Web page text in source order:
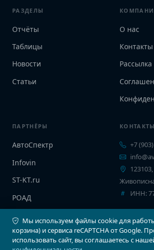
РАЗДЕЛЫ
Отчёты
Таблицы
Новости
Статьи
О нас
Контакты
Рассылка
ПАРТНЁРЫ
АвтоСпектр
Infovin
ST-KT.ru
РОАД
КОНТАКТЫ
+7
ИНН:
Мы используем файлы cookie для работы
корзина) и сервиса reCAPTCHA от Google.
использовать сайт, вы соглашаетесь с